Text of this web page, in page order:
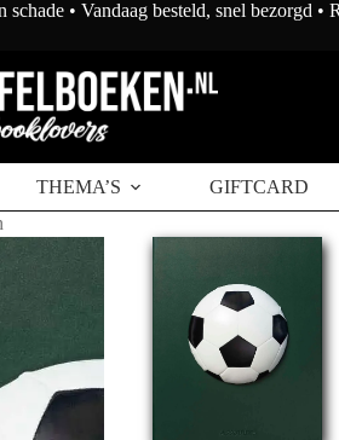
• Vandaag besteld, snel bezorgd •
THEMA’S GIFTCARD